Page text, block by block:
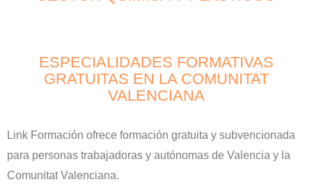
ESPECIALIDADES FORMATIVAS
GRATUITAS EN LA COMUNITAT
VALENCIANA
Link Formación ofrece formación gratuita y subvencionada
para personas trabajadoras y autónomas de Valencia y la
Comunitat Valenciana.